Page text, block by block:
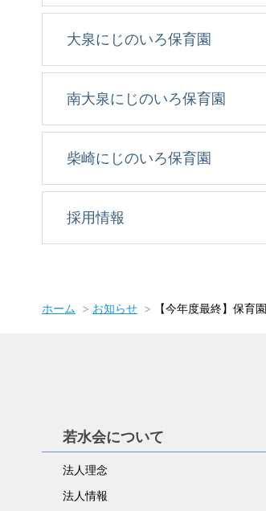
大泉にじのいろ保育園
南大泉にじのいろ保育園
柴崎にじのいろ保育園
採用情報
ホーム お知らせ 【今年度最終】保育
若水会について
法人理念
法人情報